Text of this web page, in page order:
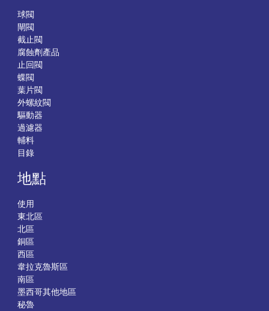
球閥
閘閥
截止閥
腐蝕劑產品
止回閥
蝶閥
葉片閥
外螺紋閥
驅動器
過濾器
輔料
目錄
地點
使用
東北區
北區
銅區
西區
韋拉克魯斯區
南區
墨西哥其他地區
秘魯